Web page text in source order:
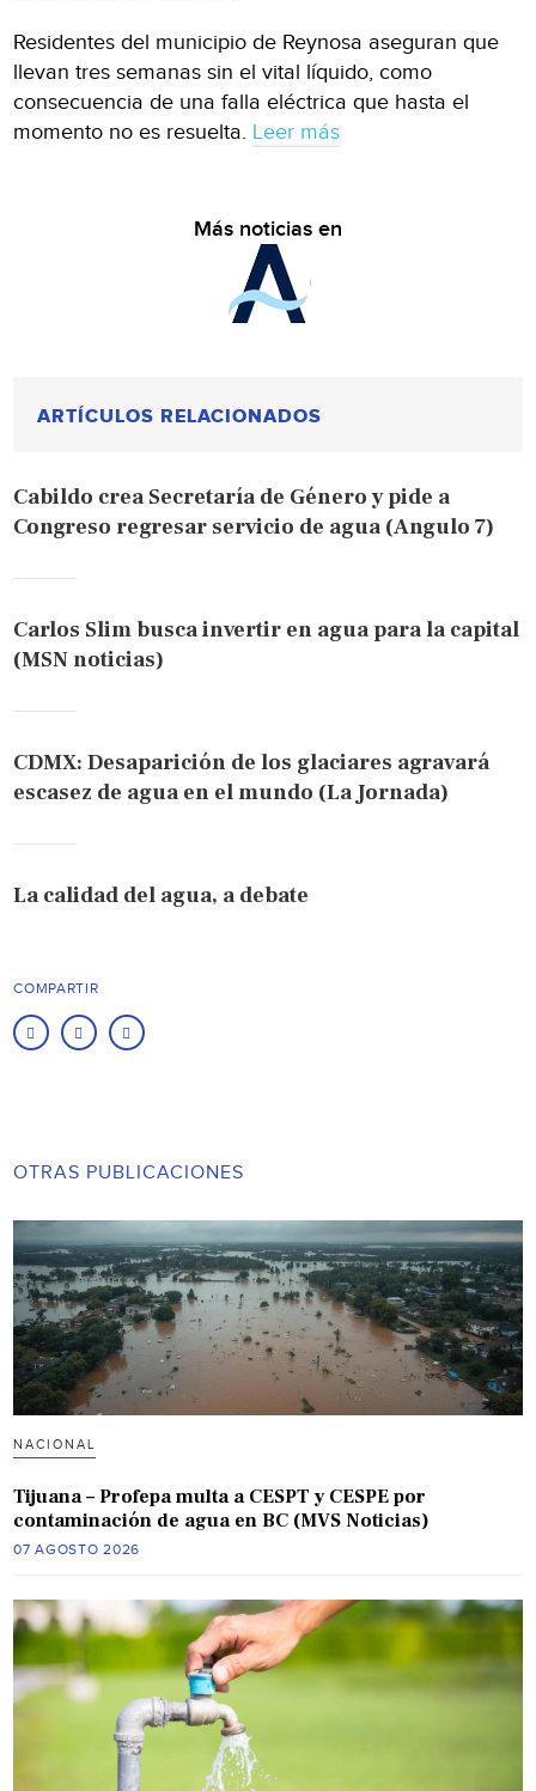
Residentes del municipio de Reynosa aseguran que
llevan tres semanas sin el vital líquido, como
consecuencia de una falla eléctrica que hasta el
momento no es resuelta. Leer más
Más noticias en
ARTÍCULOS RELACIONADOS
Cabildo crea Secretaría de Género y pide a
Congreso regresar servicio de agua (Angulo 7)
Carlos Slim busca invertir en agua para la capital
(MSN noticias)
CDMX: Desaparición de los glaciares agravará
escasez de agua en el mundo (La Jornada)
La calidad del agua, a debate
COMPARTIR
OTRAS PUBLICACIONES
NACIONAL
Tijuana – Profepa multa a CESPT y CESPE por
contaminación de agua en BC (MVS Noticias)
07 AGOSTO 2026